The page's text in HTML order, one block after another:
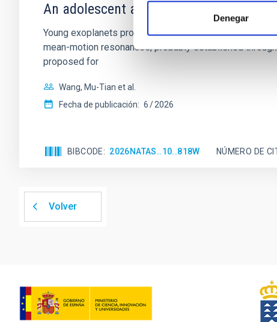
Denegar
An adolescent and near-resonant
Young exoplanets provide vital insights into the early
mean-motion resonances, probably established
proposed for
Wang, Mu-Tian et al.
Fecha de publicación: 6 2026
BIBCODE 2026NATAS..10..818W NÚMERO DE
Volver